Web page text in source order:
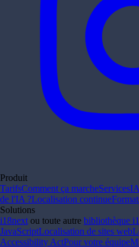
Produit
TarifsComment ça marcheServicesIA
de l'IA ?Localisation continue
Solutions
i18next ou toute autre bibliothèque
JavaScriptLocalisation de sites web
Accessibility ActPour votre équipe